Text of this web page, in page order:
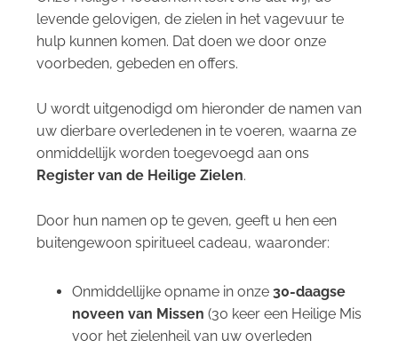
levende gelovigen, de zielen in het vagevuur te
hulp kunnen komen. Dat doen we door onze
voorbeden, gebeden en offers.
U wordt uitgenodigd om hieronder de namen van
uw dierbare overledenen in te voeren, waarna ze
onmiddellijk worden toegevoegd aan ons
Register van de Heilige Zielen.
Door hun namen op te geven, geeft u hen een
buitengewoon spiritueel cadeau, waaronder:
Onmiddellijke opname in onze 30-daagse
noveen van Missen (30 keer een Heilige Mis
voor het zielenheil van uw overleden